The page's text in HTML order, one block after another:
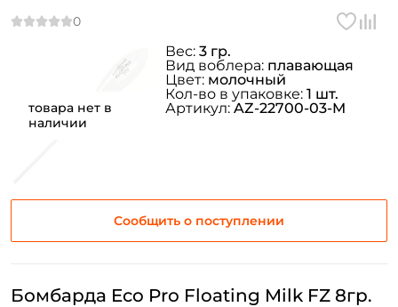
товара нет в
наличии
Сообщить о поступлении
Вес: 3 гр.
Вид воблера: плавающая
Цвет: молочный
Кол-во в упаковке: 1 шт.
Артикул:AZ-22700-03-M
Бомбарда Eco Pro Floating Milk FZ 8гр.